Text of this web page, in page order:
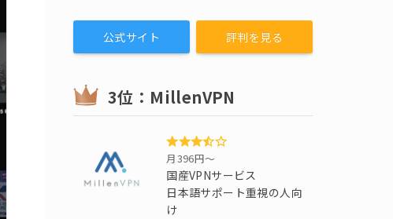
公式サイト 評判を見る
3位：MillenVPN
月396円〜
国産VPNサービス
日本語サポート重視の人向
け